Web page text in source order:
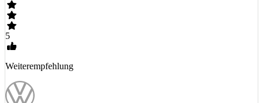
5
Weiterempfehlung